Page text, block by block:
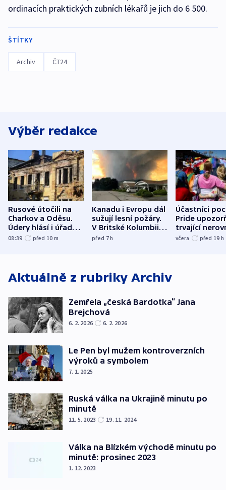
ordinacích praktických zubních lékařů je jich do 6 500.
ŠTÍTKY
Archiv ČT24
Výběr redakce
Rusové útočili na
Charkov a Oděsu.
Údery hlásí i úřady v
Bělgorodu
08:39 před 10 m
Kanadu i Evropu dál
sužují lesní požáry.
V Britské Kolumbii
evakuovali tisíce lidí
před 7h
Účastníci
Pride
trvající
včera před 19 h
Aktuálně z rubriky Archiv
Zemřela „česká Bardotka“ Jana
Brejchová
6. 2. 2026 6. 2. 2026
Le Pen byl mužem kontroverzních
výroků a symbolem
7. 1. 2025
Ruská válka na Ukrajině minutu po
minutě
11. 5. 2023 19. 11. 2024
Válka na Blízkém východě minutu po
minutě: prosinec 2023
1. 12. 2023